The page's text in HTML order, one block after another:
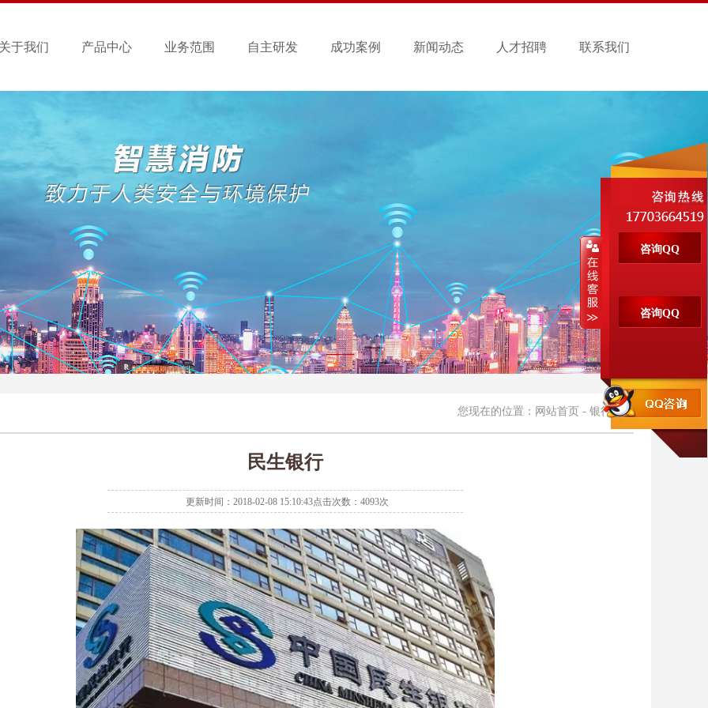
于我们 产品中心 业务范围 自主研发 成功案例 新闻动态 人才招聘 联系我们
您现在的位置：网站首页 - 银行医院
民生银行
更新时间：2018-02-08 15:10:43点击次数：4093次
咨询QQ
咨询QQ